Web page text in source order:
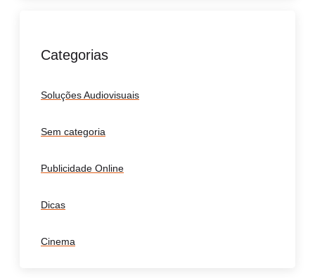
Categorias
Soluções Audiovisuais
Sem categoria
Publicidade Online
Dicas
Cinema